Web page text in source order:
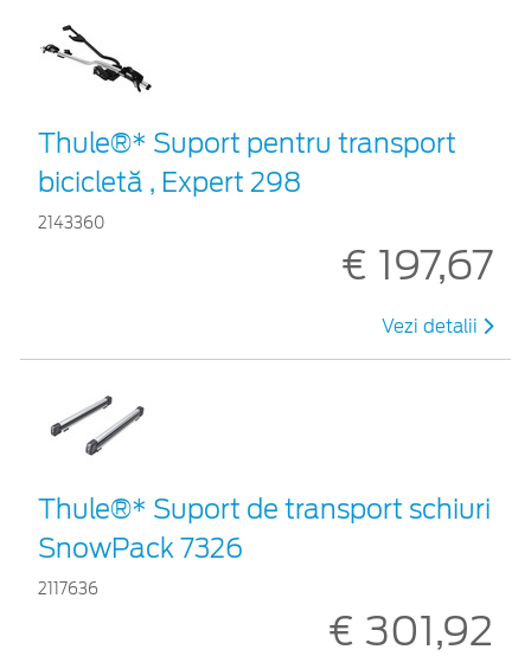
Thule®* Suport pentru transport
bicicletă , Expert 298
2143360
€ 197,67
Vezi detalii
Thule®* Suport de transport schiuri
SnowPack 7326
2117636
€ 301,92